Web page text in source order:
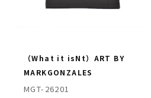
（What it isNt）ART BY
MARKGONZALES
MGT-26201